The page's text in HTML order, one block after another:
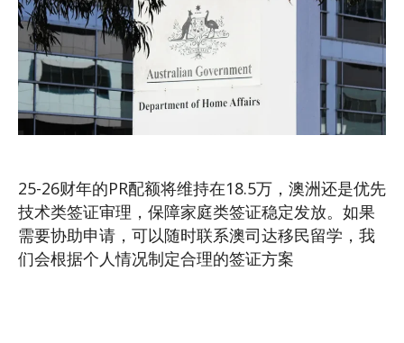
25-26财年的PR配额将维持在18.5万，澳洲还是优先
技术类签证审理，保障家庭类签证稳定发放。如果
需要协助申请，可以随时联系澳司达移民留学，我
们会根据个人情况制定合理的签证方案